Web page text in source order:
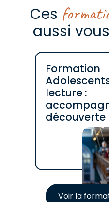
Ces
aussi
Formation
lecture :
découverte
Voir la